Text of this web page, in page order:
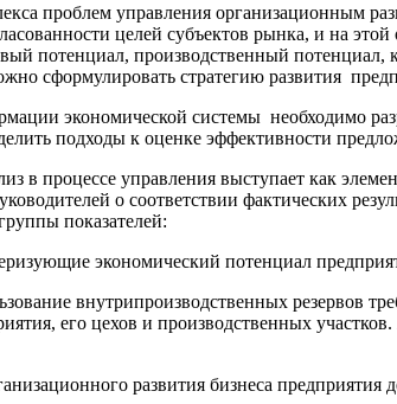
проблем управления организационным
целей субъектов рынка, и на
потенциал, производственный потенциал,
сформулировать стратегию развития
экономической системы необходимо
подходы к оценке эффективности
в процессе управления выступает как
о соответствии фактических
показателей:
экономический потенциал
внутрипроизводственных резервов
его цехов и производственных
развития бизнеса